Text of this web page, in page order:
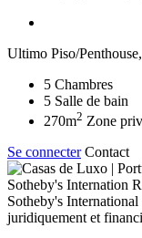
Ultimo Piso/
5 Chambres
5 Salle de bain
270m2 Zone
Se connecter Contact
Sotheby's Internation
Sotheby's
juridiquement et